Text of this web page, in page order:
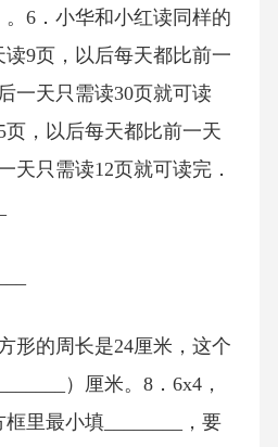
。6．小华和小红读同样的
9页，以后每天都比前一
一天只需读30页就可读
页，以后每天都比前一天
天只需读12页就可读完．
形的周长是24厘米，这个
）厘米。8．6x4，
里最小填________，要